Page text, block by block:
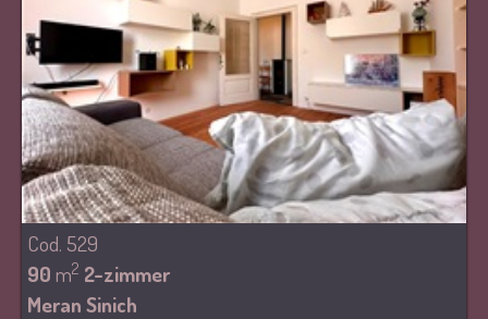
Cod. 529
90 m2 2-zimmer
Meran Sinich